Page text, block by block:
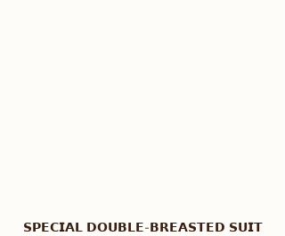
𝗦𝗣𝗘𝗖𝗜𝗔𝗟 𝗗𝗢𝗨𝗕𝗟𝗘-𝗕𝗥𝗘𝗔𝗦𝗧𝗘𝗗 𝗦𝗨𝗜𝗧